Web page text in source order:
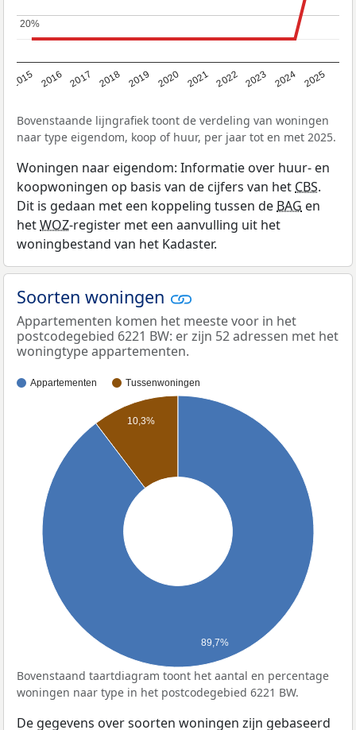
2015 2016 2017 2018 2019 2020 2021 2022 2023 2024 2025
20%
20%
Bovenstaande lijngrafiek toont de verdeling van woningen
naar type eigendom, koop of huur, per jaar tot en met 2025.
Woningen naar eigendom: Informatie over huur- en
koopwoningen op basis van de cijfers van het CBS.
Dit is gedaan met een koppeling tussen de BAG en
hetWOZ-register met een aanvulling uit het
woningbestand van het Kadaster.
Soorten woningen
Appartementen komen het meeste voor in het
postcodegebied 6221 BW: er zijn 52 adressen met het
woningtype appartementen.
Appartementen Tussenwoningen
10,3%
89,7%
Bovenstaand taartdiagram toont het aantal en percentage
woningen naar type in het postcodegebied 6221 BW.
De gegevens over soorten woningen zijn gebaseerd